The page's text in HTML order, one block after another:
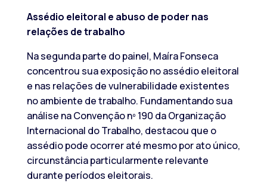
Assédio eleitoral e abuso de poder nas
relações de trabalho
Na segunda parte do painel, Maíra Fonseca
concentrou sua exposição no assédio eleitoral
e nas relações de vulnerabilidade existentes
no ambiente de trabalho. Fundamentando sua
análise na Convenção nº 190 da Organização
Internacional do Trabalho, destacou que o
assédio pode ocorrer até mesmo por ato único,
circunstância particularmente relevante
durante períodos eleitorais.